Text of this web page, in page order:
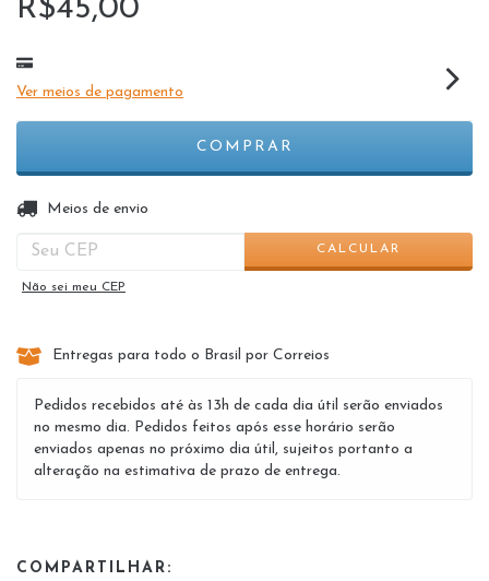
R$45,00
Ver meios de pagamento
Entregas para o CEP:
Meios de envio
CALCULAR
Não sei meu CEP
Entregas para todo o Brasil por Correios
Pedidos recebidos até às 13h de cada dia útil serão enviados
no mesmo dia. Pedidos feitos após esse horário serão
enviados apenas no próximo dia útil, sujeitos portanto a
alteração na estimativa de prazo de entrega.
COMPARTILHAR: